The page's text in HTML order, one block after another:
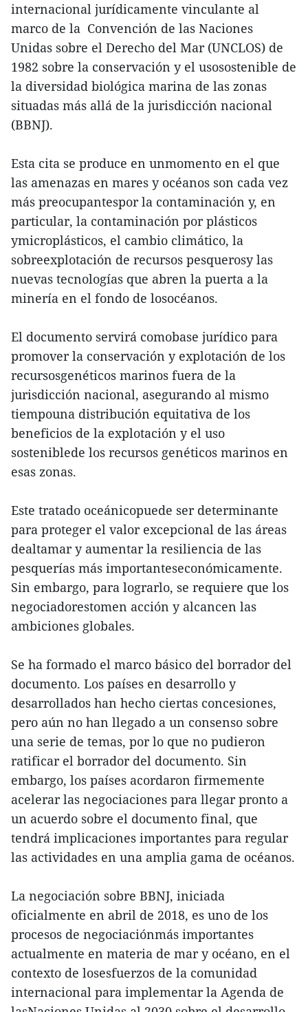
internacional jurídicamente vinculante al
marco de la Convención de las Naciones
Unidas sobre el Derecho del Mar (UNCLOS) de
1982 sobre la conservación y el usosostenible de
la diversidad biológica marina de las zonas
situadas más allá de la jurisdicción nacional
(BBNJ).
Esta cita se produce en unmomento en el que
las amenazas en mares y océanos son cada vez
más preocupantespor la contaminación y, en
particular, la contaminación por plásticos
ymicroplásticos, el cambio climático, la
sobreexplotación de recursos pesquerosy las
nuevas tecnologías que abren la puerta a la
minería en el fondo de losocéanos.
El documento servirá comobase jurídico para
promover la conservación y explotación de los
recursosgenéticos marinos fuera de la
jurisdicción nacional, asegurando al mismo
tiempouna distribución equitativa de los
beneficios de la explotación y el uso
sosteniblede los recursos genéticos marinos en
esas zonas.
Este tratado oceánicopuede ser determinante
para proteger el valor excepcional de las áreas
dealtamar y aumentar la resiliencia de las
pesquerías más importanteseconómicamente.
Sin embargo, para lograrlo, se requiere que los
negociadorestomen acción y alcancen las
ambiciones globales.
Se ha formado el marco básico del borrador del
documento. Los países en desarrollo y
desarrollados han hecho ciertas concesiones,
pero aún no han llegado a un consenso sobre
una serie de temas, por lo que no pudieron
ratificar el borrador del documento. Sin
embargo, los países acordaron firmemente
acelerar las negociaciones para llegar pronto a
un acuerdo sobre el documento final, que
tendrá implicaciones importantes para regular
las actividades en una amplia gama de océanos.
La negociación sobre BBNJ, iniciada
oficialmente en abril de 2018, es uno de los
procesos de negociaciónmás importantes
actualmente en materia de mar y océano, en el
contexto de losesfuerzos de la comunidad
internacional para implementar la Agenda de